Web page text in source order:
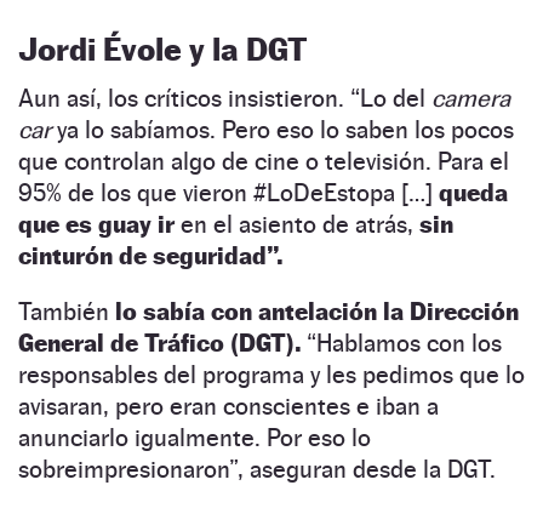
Jordi Évole y la DGT
Aun así, los críticos insistieron. “Lo del camera
carya lo sabíamos. Pero eso lo saben los pocos
que controlan algo de cine o televisión. Para el
95% de los que vieron #LoDeEstopa […] queda
que es guay iren el asiento de atrás, sin
cinturón de seguridad”.
También lo sabía con antelación la Dirección
General de Tráfico (DGT). “Hablamos con los
responsables del programa y les pedimos que lo
avisaran, pero eran conscientes e iban a
anunciarlo igualmente. Por eso lo
sobreimpresionaron”, aseguran desde la DGT.